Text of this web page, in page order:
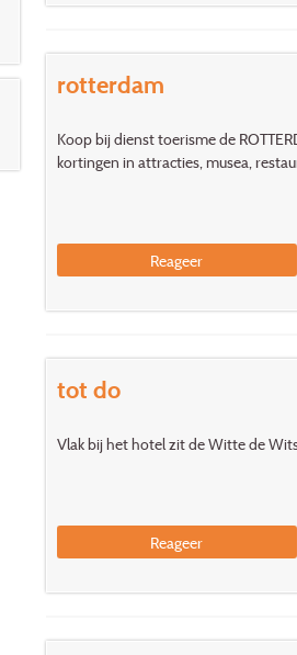
rotterdam
Koop bij dienst toerisme de
kortingen in attracties, musea,
Reageer
tot do
Vlak bij het hotel zit de Witte de
Reageer